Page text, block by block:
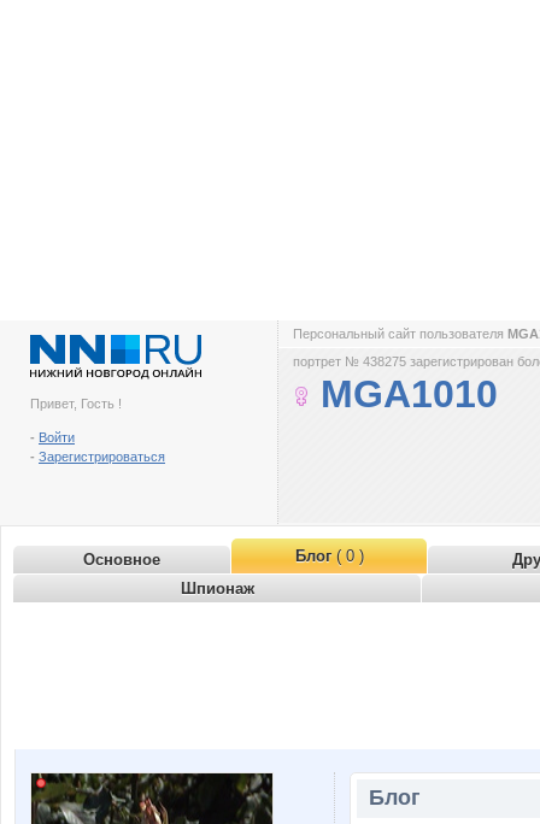
Привет, Гость !
- Войти
- Зарегистрироваться
Персональный сайт пользователя
портрет № 438275 зарегистрирован
MGA1010
Основное Блог( 0 )
Шпионаж
Блог